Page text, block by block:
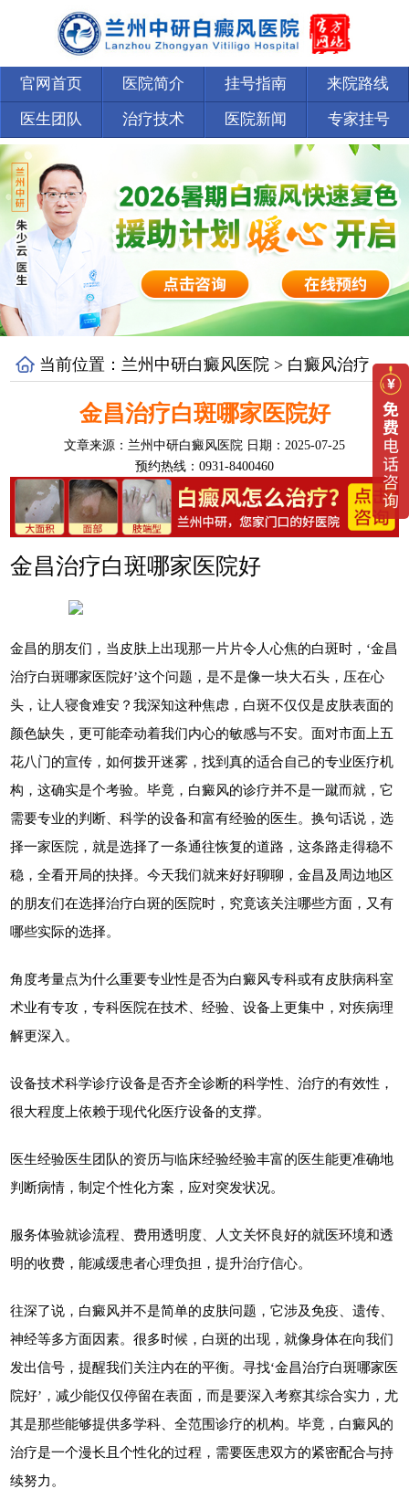
官网首页 医院简介 挂号指南 来院路线
医生团队 治疗技术 医院新闻 专家挂号
当前位置： 兰州中研白癜风医院 > 白癜风治疗
金昌治疗白斑哪家医院好
文章来源： 兰州中研白癜风医院 日期：2025-07-25
预约热线：0931-8400460
金昌治疗白斑哪家医院好
金昌的朋友们，当皮肤上出现那一片片令人心焦的白斑时，‘金昌
治疗白斑哪家医院好’这个问题，是不是像一块大石头，压在心
头，让人寝食难安？我深知这种焦虑，白斑不仅仅是皮肤表面的
颜色缺失，更可能牵动着我们内心的敏感与不安。面对市面上五
花八门的宣传，如何拨开迷雾，找到真的适合自己的专业医疗机
构，这确实是个考验。毕竟，白癜风的诊疗并不是一蹴而就，它
需要专业的判断、科学的设备和富有经验的医生。换句话说，选
择一家医院，就是选择了一条通往恢复的道路，这条路走得稳不
稳，全看开局的抉择。今天我们就来好好聊聊，金昌及周边地区
的朋友们在选择治疗白斑的医院时，究竟该关注哪些方面，又有
哪些实际的选择。
角度考量点为什么重要专业性是否为白癜风专科或有皮肤病科室
术业有专攻，专科医院在技术、经验、设备上更集中，对疾病理
解更深入。
设备技术科学诊疗设备是否齐全诊断的科学性、治疗的有效性，
很大程度上依赖于现代化医疗设备的支撑。
医生经验医生团队的资历与临床经验经验丰富的医生能更准确地
判断病情，制定个性化方案，应对突发状况。
服务体验就诊流程、费用透明度、人文关怀良好的就医环境和透
明的收费，能减缓患者心理负担，提升治疗信心。
往深了说，白癜风并不是简单的皮肤问题，它涉及免疫、遗传、
神经等多方面因素。很多时候，白斑的出现，就像身体在向我们
发出信号，提醒我们关注内在的平衡。寻找‘金昌治疗白斑哪家医
院好’，减少能仅仅停留在表面，而是要深入考察其综合实力，尤
其是那些能够提供多学科、全范围诊疗的机构。毕竟，白癜风的
治疗是一个漫长且个性化的过程，需要医患双方的紧密配合与持
续努力。